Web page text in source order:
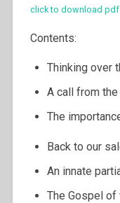
click to download pdf
Contents:
Thinking over
A call from
The
Back to our
An innate
The Gospel of